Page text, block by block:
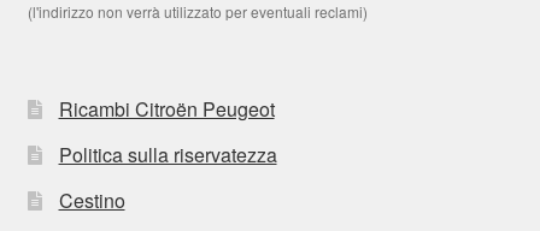
(l'indirizzo non verrà utilizzato per eventuali reclami)
Ricambi Citroën Peugeot
Politica sulla riservatezza
Cestino